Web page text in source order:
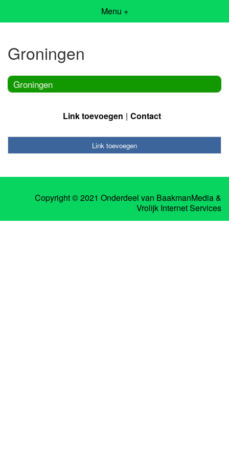
Menu +
Groningen
Groningen
Link toevoegen Contact
Link toevoegen
Copyright © 2021 Onderdeel van BaakmanMedia&
Vrolijk Internet Services